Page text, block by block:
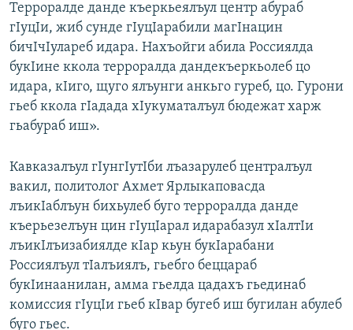
Терроралде данде къеркьеялъул центр абураб
гIуцIи, жиб сунде гIуцIарабили магIнацин
бичIчIулареб идара. Нахъойги абила Россиялда
букIине ккола терроралда дандекъеркьолеб цо
идара, кIиго, щуго ялъунги анкьго гуреб, цо. Гурони
гьеб ккола гIадада хIукуматалъул бюдежат харж
гьабураб иш».
Кавказалъул гIунгIутIби лъазарулеб централъул
вакил, политолог Ахмет Ярлыкаповасда
лъикIаблъун бихьулеб буго терроралда данде
къерьезелъун цин гIуцIарал идарабазул хIалтIи
лъикIлъизабиялде кIар кьун букIарабани
Россиялъул тIалъиялъ, гьебго беццараб
букIинаанилан, амма гьелда цадахъ гьединаб
комиссия гIуцIи гьеб кIвар бугеб иш бугилан абулеб
буго гьес.